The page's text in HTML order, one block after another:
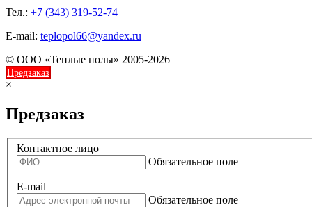
Тел.: +7 (343) 319-52-74
E-mail: teplopol66@yandex.ru
© ООО «Теплые полы» 2005-2026
Предзаказ
×
Предзаказ
Контактное лицо
Обязательное поле
E-mail
Обязательное поле